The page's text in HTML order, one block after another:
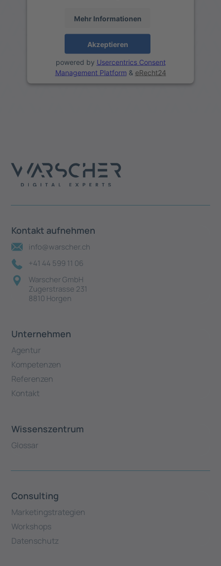
Mehr Informationen
Akzeptieren
powered by Usercentrics Consent
Management Platform & eRecht24
Kontakt aufnehmen
info@warscher.ch
+41 44 599 11 06
Warscher GmbH
Zugerstrasse 231
8810 Horgen
Unternehmen
Agentur
Kompetenzen
Referenzen
Kontakt
Wissenszentrum
Glossar
Consulting
Marketingstrategien
Workshops
Datenschutz